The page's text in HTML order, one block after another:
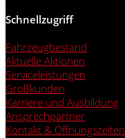
Schnellzugriff
Fahrzeugbestand
Aktuelle Aktionen
Serviceleistungen
Großkunden
Karriere und Ausbildung
Ansprechpartner
Kontakt & Öffnungszeiten